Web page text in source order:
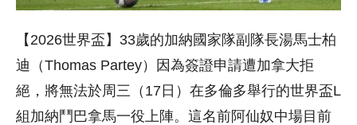
【2026世界盃】33歲的加納國家隊副隊長湯馬士柏
迪（Thomas Partey）因為簽證申請遭加拿大拒
絕，將無法於周三（17日）在多倫多舉行的世界盃L
組加納鬥巴拿馬一役上陣。這名前阿仙奴中場目前